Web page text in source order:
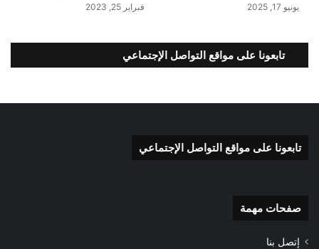
يونيو 17, 2025 فبراير 25, 2023
تابعونا على مواقع التواصل الإجتماعي
تابعونا على مواقع التواصل الإجتماعي
صفحات مهمة
إتصل بنا